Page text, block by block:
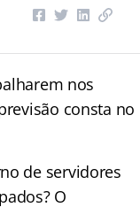
nos
consta no
de servidores
O